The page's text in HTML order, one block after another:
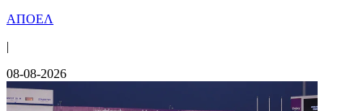
ΑΠΟΕΛ
|
08-08-2026